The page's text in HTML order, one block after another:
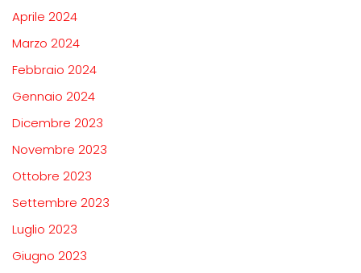
Aprile 2024
Marzo 2024
Febbraio 2024
Gennaio 2024
Dicembre 2023
Novembre 2023
Ottobre 2023
Settembre 2023
Luglio 2023
Giugno 2023